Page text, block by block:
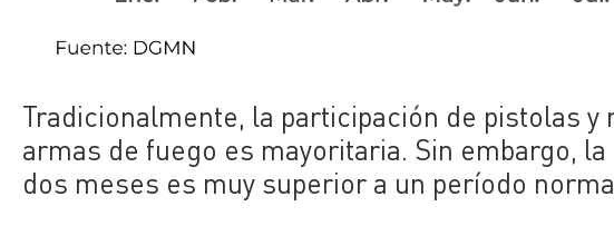
Tradicionalmente, la participación de pistolas
armas de fuego es mayoritaria. Sin embargo,
dos meses es muy superior a un período